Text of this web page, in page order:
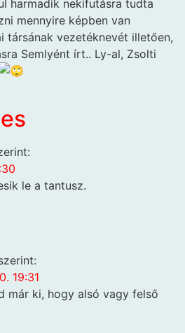
harmadik nekifutásra tudta
mennyire képben van
társának vezetéknevét illetően,
Semlyént írt.. Ly-al, Zsolti
le a tantusz.
19:31
már ki, hogy alsó vagy felső